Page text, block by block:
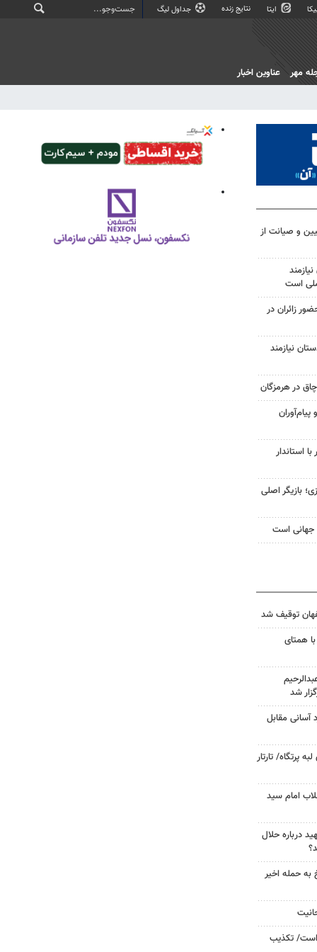
ایتا نتایج زنده جداول لیگ
مهر عناوین اخبار
و صیانت از
است
درصدی حضور زائران در
نیازمند
پیام‌آوران
دیدار با استاندار
بازیگر اصلی
جهانی است
همتای
شد
آسانی مقابل
پرتگاه/ تارتار
امام سید
درباره حلال
به حمله اخیر
است/ تکذیب